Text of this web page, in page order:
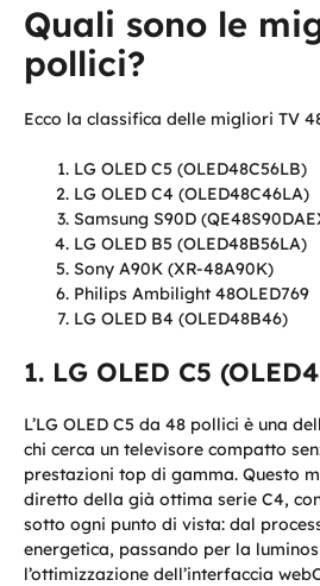
Quali sono le
pollici?
Ecco la classifica delle migliori TV
LG OLED C5 (OLED48C56LB)
LG OLED C4 (OLED48C46LA)
Samsung S90D
LG OLED B5 (OLED48B56LA)
Sony A90K (XR-48A90K)
Philips Ambilight 48OLED769
LG OLED B4 (OLED48B46)
LG OLED C5
L’LG OLED C5 da 48 pollici è una
chi cerca un televisore compatto
prestazioni top di gamma. Questo
diretto della già ottima serie C4,
sotto ogni punto di vista: dal
energetica, passando per la
l’ottimizzazione dell’interfaccia